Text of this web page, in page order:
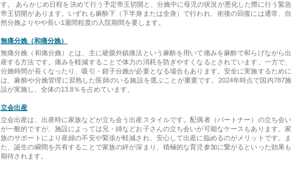
す。 あらかじめ日程を決めて行う予定帝王切開と、分娩中に母児の状況が悪化した際に行う緊急
帝王切開があります。いずれも麻酔下（下半身または全身）で行われ、術後の回復には通常、自
然分娩よりやや長い1週間程度の入院期間を要します。
無痛分娩（和痛分娩）
無痛分娩（和痛分娩）とは、主に硬膜外鎮痛法という麻酔を用いて痛みを麻酔で和らげながら出
産する方法です。痛みを軽減することで体力の消耗を防ぎやすくなるとされています。一方で、
分娩時間が長くなったり、吸引・鉗子分娩が必要となる場合もあります。安全に実施するために
は、麻酔や分娩管理に習熟した医師のいる施設を選ぶことが重要です。2024年時点で国内787施
設が実施し、全体の13.8％を占めています。
立会出産
立会出産は、出産時に家族などが立ち会う出産スタイルです。配偶者（パートナー）の立ち会い
が一般的ですが、施設によっては兄・姉などお子さんの立ち会いが可能なケースもあります。家
族のサポートにより産婦の不安や緊張が軽減され、安心して出産に臨めるのがメリットです。ま
た、誕生の瞬間を共有することで家族の絆が深まり、積極的な育児参加に繋がるといった効果も
期待されます。